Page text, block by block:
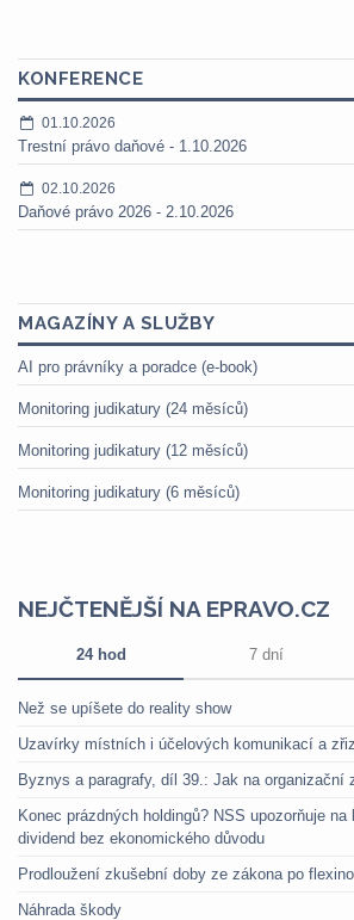
KONFERENCE
01.10.2026
Trestní právo daňové - 1.10.2026
02.10.2026
Daňové právo 2026 - 2.10.2026
MAGAZÍNY A SLUŽBY
AI pro právníky a poradce (e-book)
Monitoring judikatury (24 měsíců)
Monitoring judikatury (12 měsíců)
Monitoring judikatury (6 měsíců)
NEJČTENĚJŠÍ NA EPRAVO.CZ
24 hod 7 dní
Než se upíšete do reality show
Uzavírky místních i účelových komunikací a
Byznys a paragrafy, díl 39.: Jak na organizační
Konec prázdných holdingů? NSS upozorňuje
dividend bez ekonomického důvodu
Prodloužení zkušební doby ze zákona po
Náhrada škody